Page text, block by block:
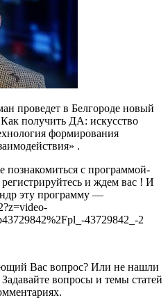
проведет в Белгороде новый
получить ДА: искусство
формирования
.
с программой-
и ждем вас ! И
эту программу —
43729842_-2
Вас вопрос? Или не нашли
вопросы и темы статей